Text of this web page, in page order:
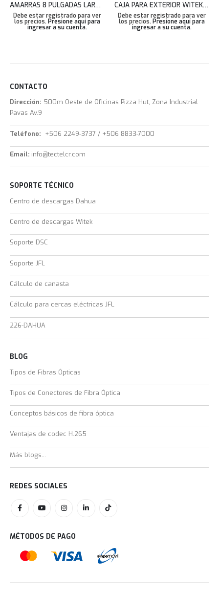
AMARRAS 8 PULGADAS LARGO BLANCAS BOLSA 100 UNDS 3.6X200MM TEKLINK
Debe estar registrado para ver
los precios. Presione aquí para
ingresar a su cuenta.
CAJA PARA EXTERIOR WITEK SMART IOT BOX(02) 40X60X25CM WI-IOTBOX02
Debe estar registrado para ver
los precios. Presione aquí para
ingresar a su cuenta.
CONTACTO
Dirección: 500m Oeste de Oficinas Pizza Hut, Zona Industrial
Pavas Av.9
Teléfono: +506 2249-3737 / +506 8833-7000
Email: info@tectelcr.com
SOPORTE TÉCNICO
Centro de descargas Dahua
Centro de descargas Witek
Soporte DSC
Soporte JFL
Cálculo de canasta
Cálculo para cercas eléctricas JFL
226-DAHUA
BLOG
Tipos de Fibras Ópticas
Tipos de Conectores de Fibra Óptica
Conceptos básicos de fibra óptica
Ventajas de codec H.265
Más blogs...
REDES SOCIALES
MÉTODOS DE PAGO